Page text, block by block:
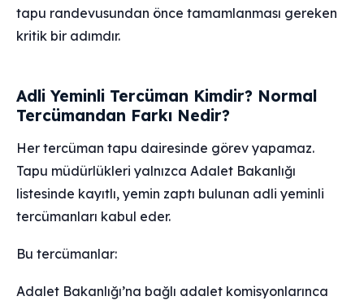
tapu randevusundan önce tamamlanması gereken
kritik bir adımdır.
Adli Yeminli Tercüman Kimdir? Normal
Tercümandan Farkı Nedir?
Her tercüman tapu dairesinde görev yapamaz.
Tapu müdürlükleri yalnızca Adalet Bakanlığı
listesinde kayıtlı, yemin zaptı bulunan adli yeminli
tercümanları kabul eder.
Bu tercümanlar:
Adalet Bakanlığı’na bağlı adalet komisyonlarınca